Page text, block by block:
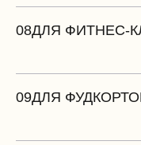
08ДЛЯ ФИТНЕС-
09ДЛЯ